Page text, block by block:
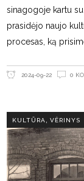
sinagogoje kartu
prasidėjo naujo
procesas, ką
2024-09-22 0
KULTŪRA ,VĖRINYS